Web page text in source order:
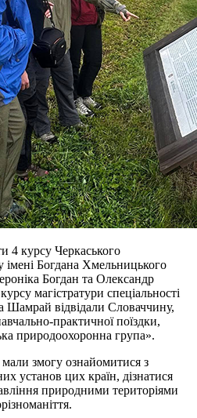
4 курсу Черкаського
імені Богдана Хмельницького
Богдан та Олександр
магістратури спеціальності
Шамрай відвідали Словаччину,
практичної поїздки,
природоохоронна група».
змогу ознайомитися з
установ цих країн, дізнатися
природними територіями